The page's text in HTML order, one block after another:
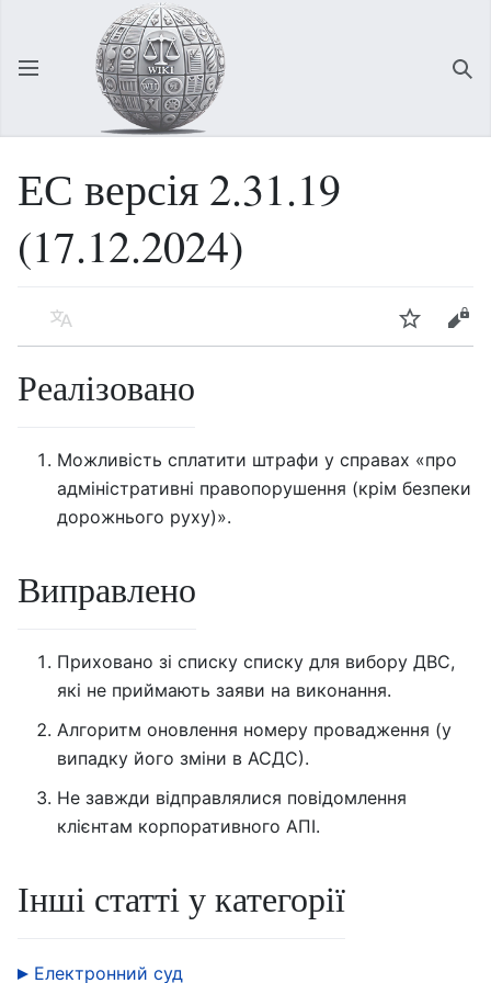
Відкрити головне меню
ЕС версія 2.31.19
(17.12.2024)
Мова Спостерігати Редагувати
Реалізовано
Можливість сплатити штрафи у справах «про
адміністративні правопорушення (крім безпеки
дорожнього руху)».
Виправлено
Приховано зі списку списку для вибору ДВС,
які не приймають заяви на виконання.
Алгоритм оновлення номеру провадження (у
випадку його зміни в АСДС).
Не завжди відправлялися повідомлення
клієнтам корпоративного АПІ.
Інші статті у категорії
Електронний суд